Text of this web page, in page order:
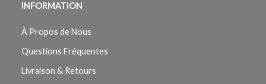
INFORMATION
À Propos de Nous
Questions Fréquentes
Livraison & Retours